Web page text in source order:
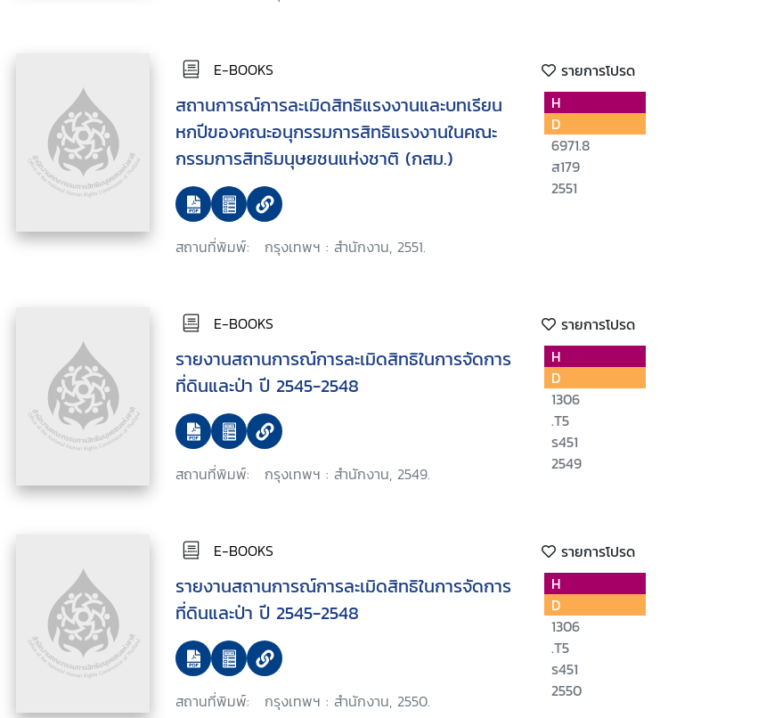
E-BOOKS รายการโปรด
สถานการณ์การละเมิดสิทธิแรงงานและบทเรียน
หกปีของคณะอนุกรรมการสิทธิแรงงานในคณะ
กรรมการสิทธิมนุษยชนแห่งชาติ (กสม.)
สถานที่พิมพ์: กรุงเทพฯ : สำนักงาน, 2551.
H
D
6971.8
ส179
2551
E-BOOKS รายการโปรด
รายงานสถานการณ์การละเมิดสิทธิในการจัดการ
ที่ดินและป่า ปี 2545-2548
สถานที่พิมพ์: กรุงเทพฯ : สำนักงาน, 2549.
H
D
1306
.T5
ร451
2549
E-BOOKS รายการโปรด
รายงานสถานการณ์การละเมิดสิทธิในการจัดการ
ที่ดินและป่า ปี 2545-2548
สถานที่พิมพ์: กรุงเทพฯ : สำนักงาน, 2550.
H
D
1306
.T5
ร451
2550